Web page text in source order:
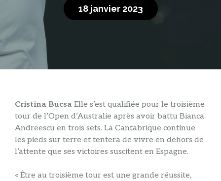
18 janvier 2023
Cristina Bucsa Elle s’est qualifiée pour le troisième
tour de l’Open d’Australie après avoir battu Bianca
Andreescu en trois sets. La Cantabrique continue
les pieds sur terre et tentera de vivre en dehors de
l’attente que ses victoires suscitent en Espagne.
« Être au troisième tour est une grande réussite,